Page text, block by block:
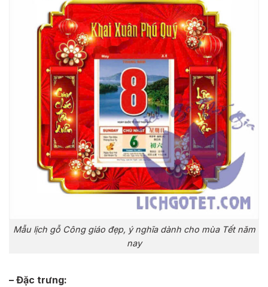
Mẫu lịch gỗ Công giáo đẹp, ý nghĩa dành cho mùa Tết năm
nay
– Đặc trưng: